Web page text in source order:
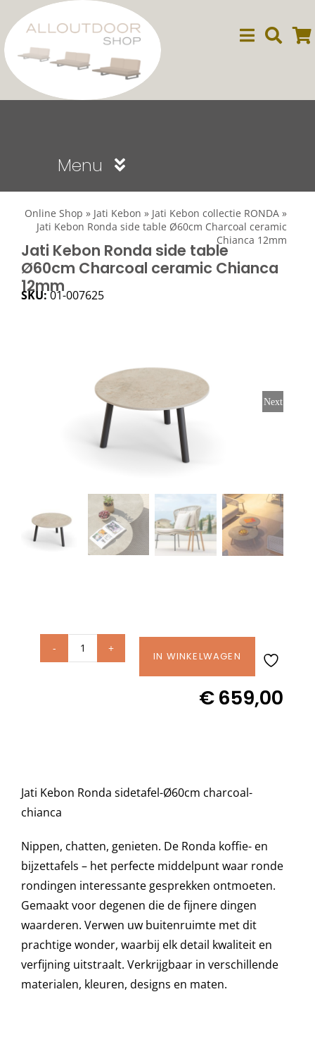
naar
inhoud
Menu
Dining
Lounge
Deck Chairs + voetbanken
Decoratie kussens
Beschermhoezen
Verlichting
Onderhoud
Accessoires en Kado
Onze merken
Online Shop » Jati Kebon » Jati Kebon collectie RONDA »
Jati Kebon Ronda side table Ø60cm Charcoal ceramic
Chianca 12mm
Jati Kebon Ronda side table
Ø60cm Charcoal ceramic Chianca
12mm
SKU:01-007625
Next
Jati
ceramic
aantal
IN WINKELWAGEN
€659,00
Jati Kebon Ronda sidetafel-Ø60cm charcoal-
chianca
Nippen, chatten, genieten. De Ronda koffie- en
bijzettafels – het perfecte middelpunt waar ronde
rondingen interessante gesprekken ontmoeten.
Gemaakt voor degenen die de fijnere dingen
waarderen. Verwen uw buitenruimte met dit
prachtige wonder, waarbij elk detail kwaliteit en
verfijning uitstraalt. Verkrijgbaar in verschillende
materialen, kleuren, designs en maten.